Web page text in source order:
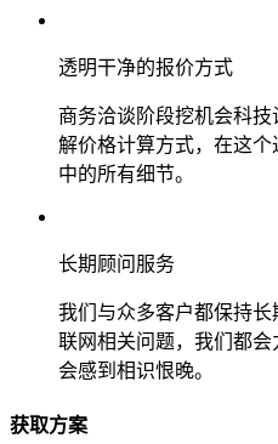
透明干净的报价方式
商务洽谈阶段挖机会科
解价格计算方式，在这
中的所有细节。
长期顾问服务
我们与众多客户都保持
联网相关问题，我们都
会感到相识恨晚。
获取方案